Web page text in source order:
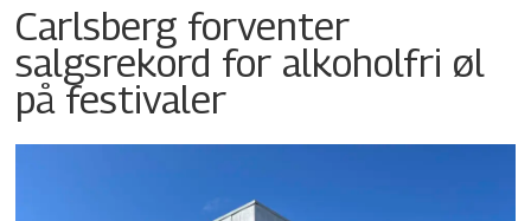
Carlsberg forventer
salgsrekord for alkoholfri øl
på festivaler